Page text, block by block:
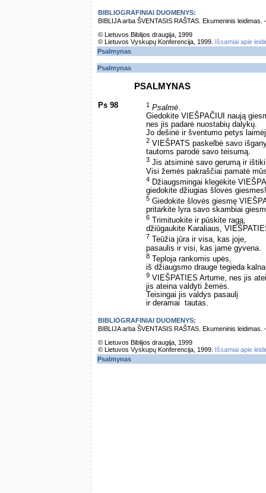
BIBLIOGRAFINIAI DUOMENYS:
BIBLIJA arba ŠVENTASIS RAŠTAS. Ekumeninis
© Lietuvos Biblijos draugija, 1999
© Lietuvos Vyskupų Konferencija, 1999.
Išsamiai apie
Psalmynas
Psalmynas
PSALMYNAS
Ps 98 1 Psalmė.
Giedokite VIEŠPAČIUI naują
nes jis padarė nuostabių dalykų.
Jo dešinė ir šventumo petys
2 VIEŠPATS paskelbė savo
tautoms parodė savo teisumą.
3 Jis atsiminė savo gerumą ir
Visi žemės pakraščiai pamatė
4 Džiaugsmingai klegėkite
giedokite džiugias šlovės giesmes!
5 Giedokite šlovės giesmę
pritarkite lyra savo skambiai
6 Trimituokite ir pūskite ragą,
džiūgaukite Karaliaus,
7 Teūžia jūra ir visa, kas joje,
pasaulis ir visi, kas jame gyvena.
8 Teploja rankomis upės,
iš džiaugsmo drauge tegieda
9 VIEŠPATIES Artume, nes jis
jis ateina valdyti žemės.
Teisingai jis valdys pasaulį
ir deramai ­ tautas.
BIBLIOGRAFINIAI DUOMENYS:
BIBLIJA arba ŠVENTASIS RAŠTAS. Ekumeninis
© Lietuvos Biblijos draugija, 1999
© Lietuvos Vyskupų Konferencija, 1999.
Išsamiai apie
Psalmynas